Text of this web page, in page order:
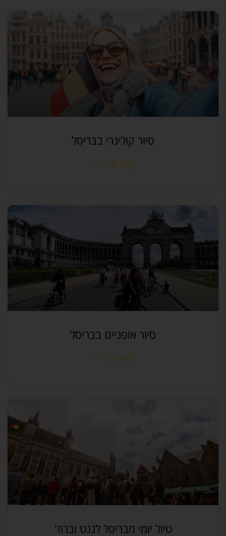
סיור קולינרי בבריסל
קרא עוד >>
סיור אופניים בבריסל
קרא עוד >>
טיול יומי מבריסל לגנט וברוז'